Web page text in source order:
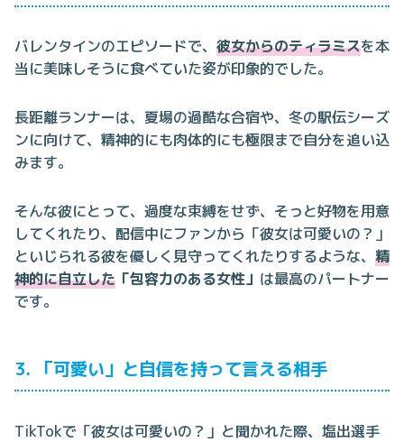
バレンタインのエピソードで、 彼女からのティラミスを本
当に美味しそうに食べていた姿が印象的でした。
長距離ランナーは、夏場の過酷な合宿や、冬の駅伝シーズ
ンに向けて、精神的にも肉体的にも極限まで自分を追い込
みます。
そんな彼にとって、過度な束縛をせず、そっと好物を用意
してくれたり、配信中にファンから「彼女は可愛いの？」
といじられる彼を優しく見守ってくれたりするような、 精
神的に自立した 「包容力のある女性」 は最高のパートナー
です。
3. 「可愛い」と自信を持って言える相手
TikTokで「彼女は可愛いの？」と聞かれた際、塩出選手